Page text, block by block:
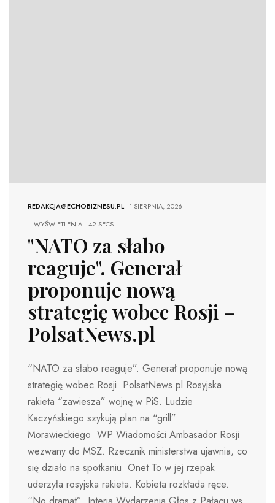
REDAKCJA@ECHOBIZNESU.PL-1 SIERPNIA, 2026
WYŚWIETLENIA
42 SECS
"NATO za słabo
reaguje". Generał
proponuje nową
strategię wobec Rosji –
PolsatNews.pl
“NATO za słabo reaguje”. Generał proponuje nową
strategię wobec Rosji PolsatNews.pl Rosyjska
rakieta “zawiesza” wojnę w PiS. Ludzie
Kaczyńskiego szykują plan na “grill”
Morawieckiego WP Wiadomości Ambasador Rosji
wezwany do MSZ. Rzecznik ministerstwa ujawnia, co
się działo na spotkaniu Onet To w jej rzepak
uderzyła rosyjska rakieta. Kobieta rozkłada ręce.